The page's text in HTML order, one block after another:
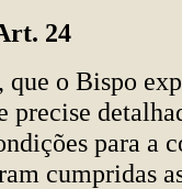
24
que o Bispo
precise
para a
cumpridas